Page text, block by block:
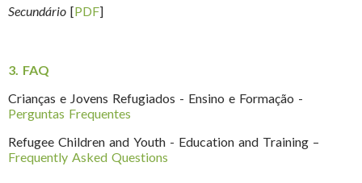
Secundário [PDF]
3. FAQ
Crianças e Jovens Refugiados - Ensino e Formação -
Perguntas Frequentes
Refugee Children and Youth - Education and Training –
Frequently Asked Questions